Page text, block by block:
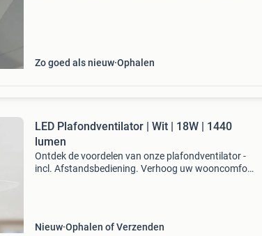
Zo goed als nieuw Ophalen
LED Plafondventilator | Wit | 18W | 1440
lumen
Ontdek de voordelen van onze plafondventilator -
incl. Afstandsbediening. Verhoog uw wooncomfort
Nieuw Ophalen of Verzenden